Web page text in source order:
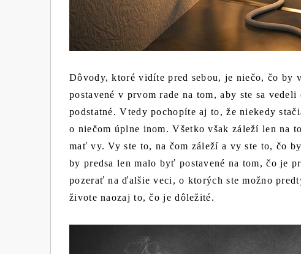
Dôvody, ktoré vidíte pred sebou, je niečo, čo by
postavené v prvom rade na tom, aby ste sa
podstatné. Vtedy pochopíte aj to, že niekedy
o niečom úplne inom. Všetko však záleží len na
mať vy. Vy ste to, na čom záleží a vy ste to, čo
by predsa len malo byť postavené na tom, čo je
pozerať na ďalšie veci, o ktorých ste možno
živote naozaj to, čo je dôležité.